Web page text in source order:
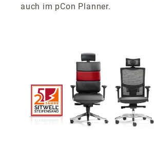
auch im pCon Planner.